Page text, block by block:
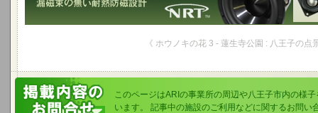
《 ホウノキの花 3 - 蓮生寺公園 : 八王子の点
このページはARIの事業所の周辺や八王子市内の様
います。 記事中の施設のご利用などに関するお問い